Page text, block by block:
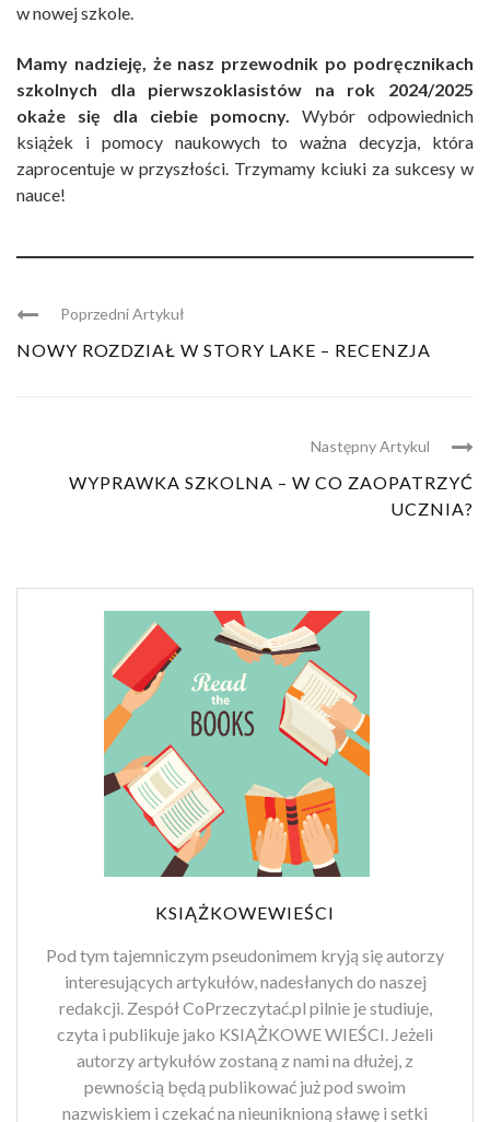
w nowej szkole.
Mamy nadzieję, że nasz przewodnik po podręcznikach
szkolnych dla pierwszoklasistów na rok 2024/2025
okaże się dla ciebie pomocny. Wybór odpowiednich
książek i pomocy naukowych to ważna decyzja, która
zaprocentuje w przyszłości. Trzymamy kciuki za sukcesy w
nauce!
Poprzedni Artykuł
NOWY ROZDZIAŁ W STORY LAKE – RECENZJA
Następny Artykul
WYPRAWKA SZKOLNA – W CO ZAOPATRZYĆ
UCZNIA?
KSIĄŻKOWEWIEŚCI
Pod tym tajemniczym pseudonimem kryją się autorzy
interesujących artykułów, nadesłanych do naszej
redakcji. Zespół CoPrzeczytać.pl pilnie je studiuje,
czyta i publikuje jako KSIĄŻKOWE WIEŚCI. Jeżeli
autorzy artykułów zostaną z nami na dłużej, z
pewnością będą publikować już pod swoim
nazwiskiem i czekać na nieuniknioną sławę i setki